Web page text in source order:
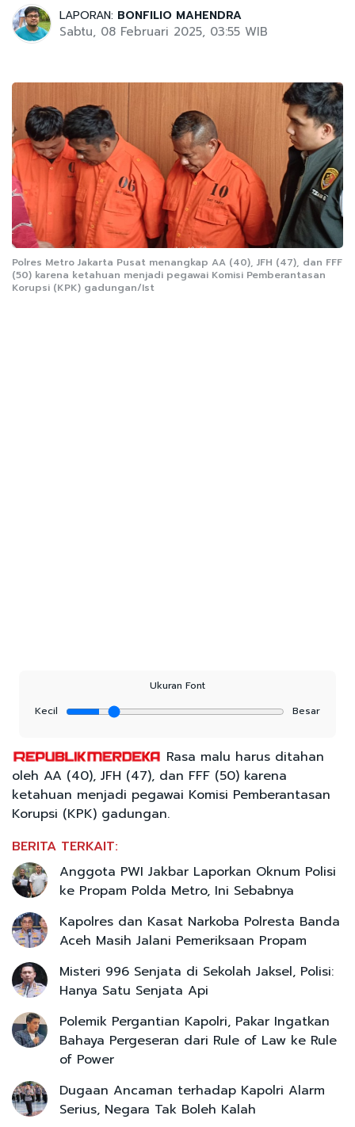
LAPORAN: BONFILIO MAHENDRA
Sabtu, 08 Februari 2025, 03:55 WIB
Polres Metro Jakarta Pusat menangkap AA (40), JFH (47), dan FFF
(50) karena ketahuan menjadi pegawai Komisi Pemberantasan
Korupsi (KPK) gadungan/Ist
Ukuran Font
Kecil
Besar
Rasa malu harus ditahan
oleh AA (40), JFH (47), dan FFF (50) karena
ketahuan menjadi pegawai Komisi Pemberantasan
Korupsi (KPK) gadungan.
BERITA TERKAIT:
Anggota PWI Jakbar Laporkan Oknum Polisi
ke Propam Polda Metro, Ini Sebabnya
Kapolres dan Kasat Narkoba Polresta Banda
Aceh Masih Jalani Pemeriksaan Propam
Misteri 996 Senjata di Sekolah Jaksel, Polisi:
Hanya Satu Senjata Api
Polemik Pergantian Kapolri, Pakar Ingatkan
Bahaya Pergeseran dari Rule of Law ke Rule
of Power
Dugaan Ancaman terhadap Kapolri Alarm
Serius, Negara Tak Boleh Kalah